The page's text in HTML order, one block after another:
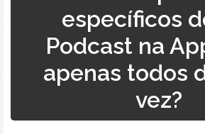
específicos
Podcast na
apenas todos
vez?